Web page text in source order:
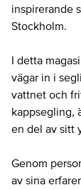
inspirerande
Stockholm.
I detta
vägar in i
vattnet och
kappsegling,
en del av sitt
Genom
av sina